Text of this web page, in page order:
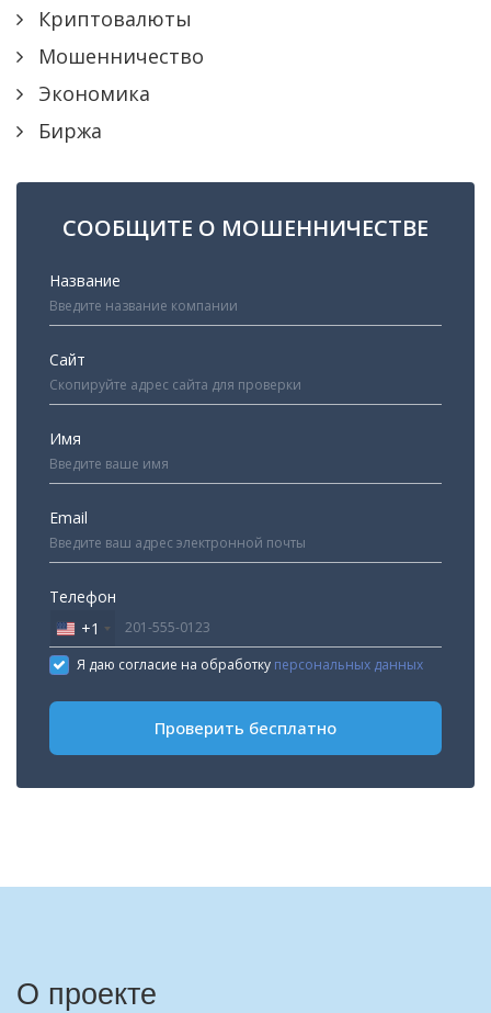
Криптовалюты
Мошенничество
Экономика
Биржа
СООБЩИТЕ О МОШЕННИЧЕСТВЕ
Название
Сайт
Имя
Email
Телефон
United
States
+1
+1
Я даю согласие на обработку персональных данных
Проверить бесплатно
О проекте